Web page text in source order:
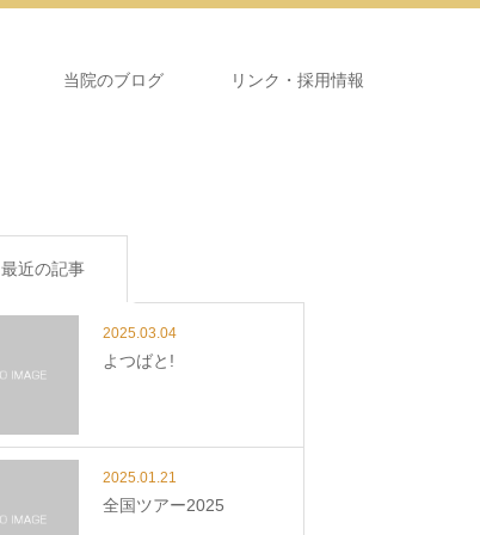
当院のブログ リンク・採用情報
最近の記事
2025.03.04
よつばと!
2025.01.21
全国ツアー2025